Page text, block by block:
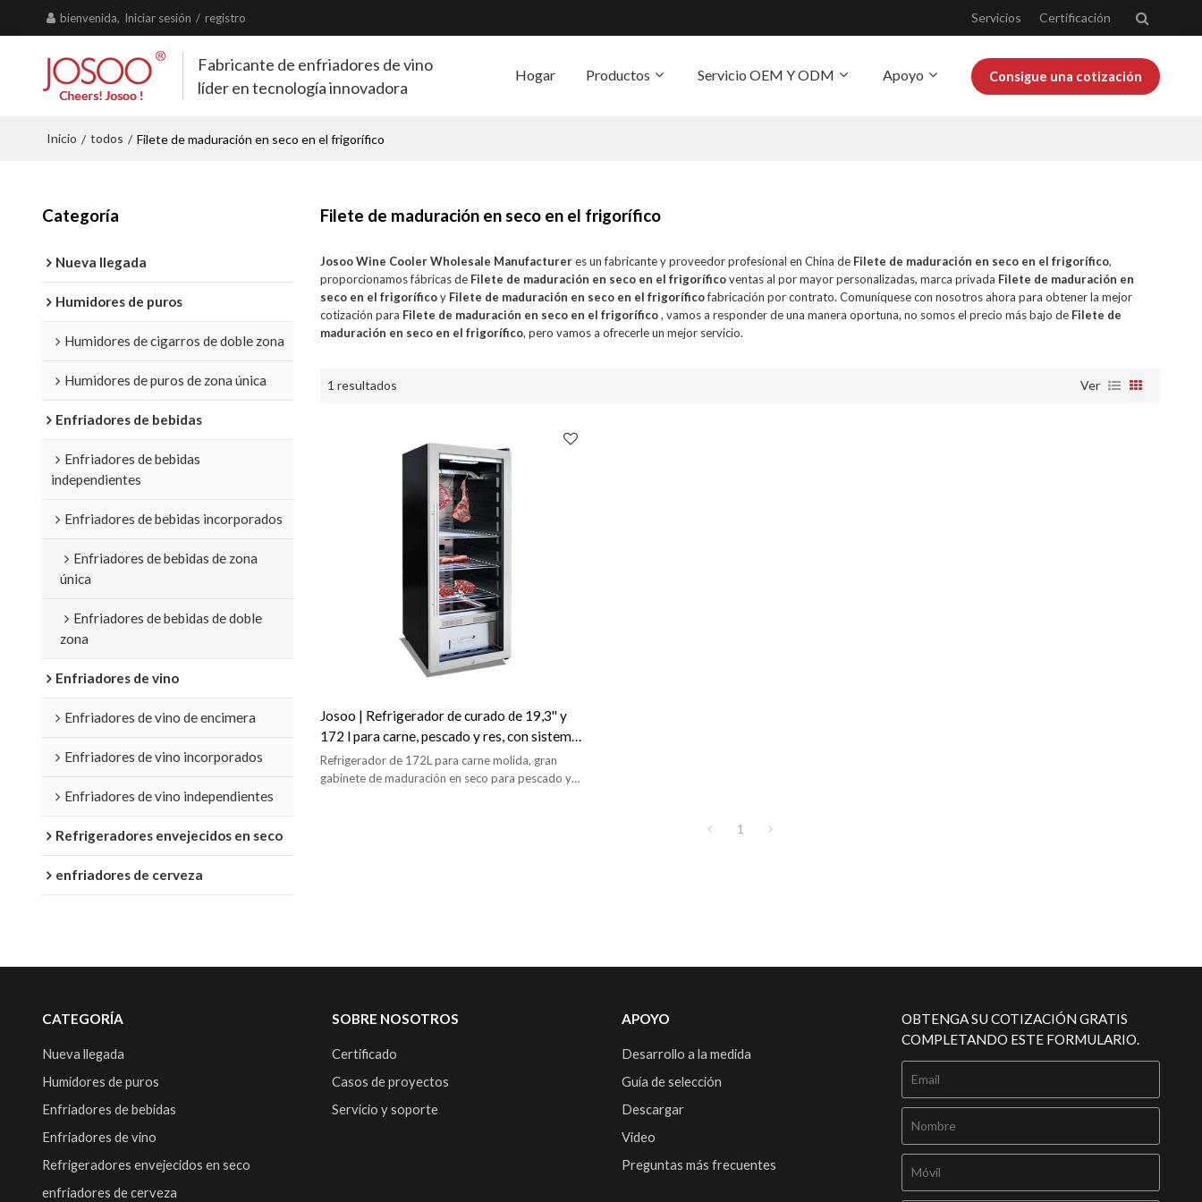
bienvenida, Iniciar sesión / registro Servicios Certificación
Fabricante de enfriadores de vino
líder en tecnología innovadora
Hogar Productos Servicio OEM Y ODM Apoyo Consigue una cotización
Inicio / todos / Filete de maduración en seco en el frigorífico
Categoría
Nueva llegada
Humidores de puros
Humidores de cigarros de doble zona
Humidores de puros de zona única
Enfriadores de bebidas
Enfriadores de bebidas
independientes
Enfriadores de bebidas incorporados
Enfriadores de bebidas de zona
única
Enfriadores de bebidas de doble
zona
Enfriadores de vino
Enfriadores de vino de encimera
Enfriadores de vino incorporados
Enfriadores de vino independientes
Refrigeradores envejecidos en seco
enfriadores de cerveza
Filete de maduración en seco en el frigorífico
Josoo Wine Cooler Wholesale Manufactureres un fabricante y proveedor profesional en China de Filete de maduración en seco en el frigorífico,
proporcionamos fábricas de Filete de maduración en seco en el frigoríficoventas al por mayor personalizadas, marca privada Filete de maduración en
seco en el frigoríficoy Filete de maduración en seco en el frigoríficofabricación por contrato. Comuníquese con nosotros ahora para obtener la mejor
cotización para Filete de maduración en seco en el frigorífico, vamos a responder de una manera oportuna, no somos el precio más bajo de Filete de
maduración en seco en el frigorífico, pero vamos a ofrecerle un mejor servicio.
1 resultados Ver
Josoo | Refrigerador de curado de 19,3'' y
172 l para carne, pescado y res, con sistema
de maduración en seco, con protección UVC
para el hogar (ZS-A200N)
Refrigerador de 172L para carne molida, gran
gabinete de maduración en seco para pescado y
1
CATEGORÍA
Nueva llegada
Humidores de puros
Enfriadores de bebidas
Enfriadores de vino
Refrigeradores envejecidos en seco
enfriadores de cerveza
SOBRE NOSOTROS
Certificado
Casos de proyectos
Servicio y soporte
APOYO
Desarrollo a la medida
Guía de selección
Descargar
Video
Preguntas más frecuentes
OBTENGA SU COTIZACIÓN GRATIS
COMPLETANDO ESTE FORMULARIO.